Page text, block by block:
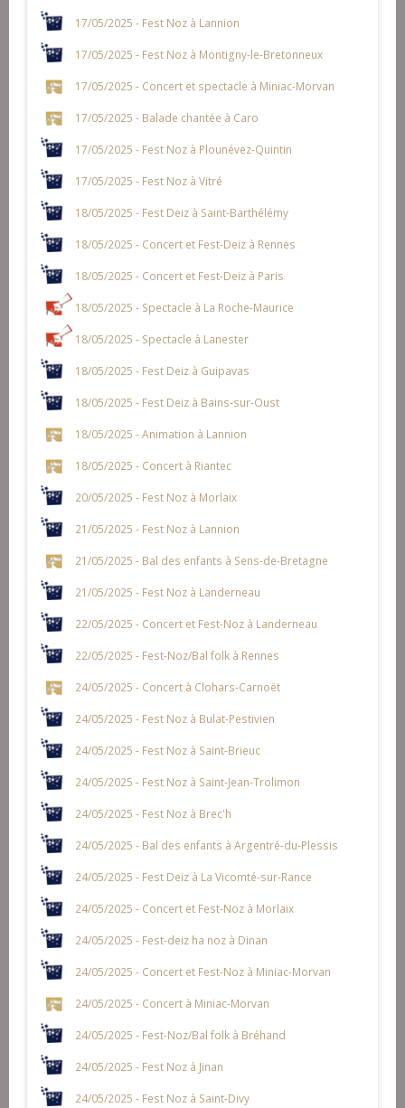
17/05/2025 - Fest Noz à Lannion
17/05/2025 - Fest Noz à Montigny-le-Bretonneux
17/05/2025 - Concert et spectacle à Miniac-Morvan
17/05/2025 - Balade chantée à Caro
17/05/2025 - Fest Noz à Plounévez-Quintin
17/05/2025 - Fest Noz à Vitré
18/05/2025 - Fest Deiz à Saint-Barthélémy
18/05/2025 - Concert et Fest-Deiz à Rennes
18/05/2025 - Concert et Fest-Deiz à Paris
18/05/2025 - Spectacle à La Roche-Maurice
18/05/2025 - Spectacle à Lanester
18/05/2025 - Fest Deiz à Guipavas
18/05/2025 - Fest Deiz à Bains-sur-Oust
18/05/2025 - Animation à Lannion
18/05/2025 - Concert à Riantec
20/05/2025 - Fest Noz à Morlaix
21/05/2025 - Fest Noz à Lannion
21/05/2025 - Bal des enfants à Sens-de-Bretagne
21/05/2025 - Fest Noz à Landerneau
22/05/2025 - Concert et Fest-Noz à Landerneau
22/05/2025 - Fest-Noz/Bal folk à Rennes
24/05/2025 - Concert à Clohars-Carnoët
24/05/2025 - Fest Noz à Bulat-Pestivien
24/05/2025 - Fest Noz à Saint-Brieuc
24/05/2025 - Fest Noz à Saint-Jean-Trolimon
24/05/2025 - Fest Noz à Brec'h
24/05/2025 - Bal des enfants à Argentré-du-Plessis
24/05/2025 - Fest Deiz à La Vicomté-sur-Rance
24/05/2025 - Concert et Fest-Noz à Morlaix
24/05/2025 - Fest-deiz ha noz à Dinan
24/05/2025 - Concert et Fest-Noz à Miniac-Morvan
24/05/2025 - Concert à Miniac-Morvan
24/05/2025 - Fest-Noz/Bal folk à Bréhand
24/05/2025 - Fest Noz à Jinan
24/05/2025 - Fest Noz à Saint-Divy